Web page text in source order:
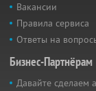
Вакансии
Правила сервиса
Ответы на
Бизнес-Партнёрам
Давайте сделаем